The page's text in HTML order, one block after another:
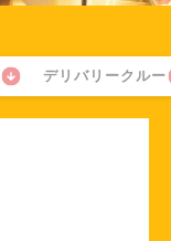
デリバリークルー